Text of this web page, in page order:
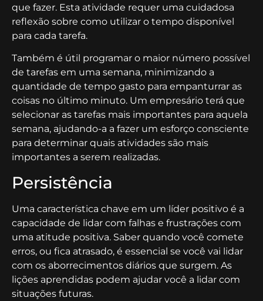
que fazer. Esta atividade requer uma cuidadosa
reflexão sobre como utilizar o tempo disponível
para cada tarefa.
Também é útil programar o maior número possível
de tarefas em uma semana, minimizando a
quantidade de tempo gasto para empanturrar as
coisas no último minuto. Um empresário terá que
selecionar as tarefas mais importantes para aquela
semana, ajudando-a a fazer um esforço consciente
para determinar quais atividades são mais
importantes a serem realizadas.
Persistência
Uma característica chave em um líder positivo é a
capacidade de lidar com falhas e frustrações com
uma atitude positiva. Saber quando você comete
erros, ou fica atrasado, é essencial se você vai lidar
com os aborrecimentos diários que surgem. As
lições aprendidas podem ajudar você a lidar com
situações futuras.